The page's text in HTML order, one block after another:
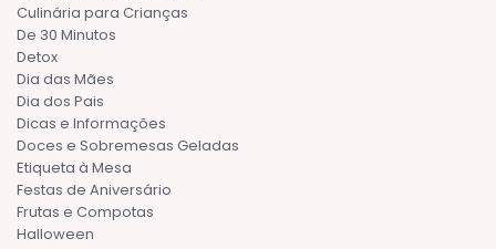
Culinária para Crianças
De 30 Minutos
Detox
Dia das Mães
Dia dos Pais
Dicas e Informações
Doces e Sobremesas Geladas
Etiqueta à Mesa
Festas de Aniversário
Frutas e Compotas
Halloween